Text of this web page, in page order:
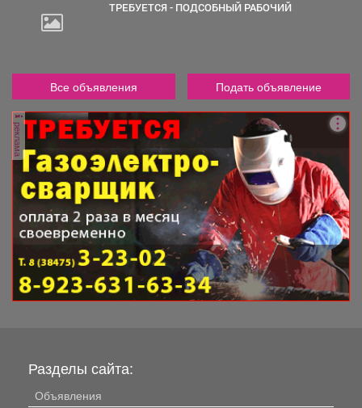
ТРЕБУЕТСЯ - ПОДСОБНЫЙ РАБОЧИЙ
Все объявления Подать объявление
реклама
Разделы сайта:
Объявления